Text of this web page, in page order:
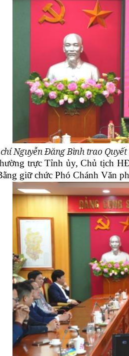
Nguyễn Đăng Bình trao
trực Tỉnh ủy, Chủ tịch
giữ chức Phó Chánh Văn